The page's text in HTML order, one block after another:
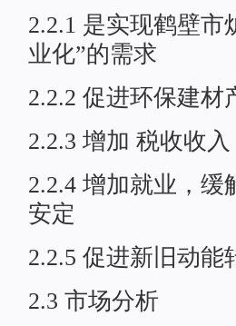
2.2.1 是实现鹤壁
业化”的需求
2.2.2 促进环保建材
2.2.3 增加 税收收
2.2.4 增加就业，
安定
2.2.5 促进新旧动
2.3 市场分析